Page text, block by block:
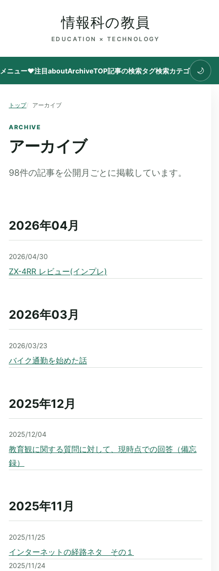
情報科の教員
EDUCATION × TECHNOLOGY
メニュー♥注目aboutArchiveTOP記事の検索タグ検索カテゴリ 🌙
トップ アーカイブ
ARCHIVE
アーカイブ
98件の記事を公開月ごとに掲載しています。
2026年04月
2026/04/30
ZX-4RR レビュー(インプレ)
2026年03月
2026/03/23
バイク通勤を始めた話
2025年12月
2025/12/04
教育観に関する質問に対して、現時点での回答（備忘
録）
2025年11 月
2025/11/25
インターネットの経路ネタ その１
2025/11/24